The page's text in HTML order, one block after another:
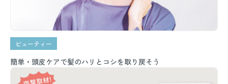
ビューティー
簡単・頭皮ケアで髪のハリとコシを取り戻そう